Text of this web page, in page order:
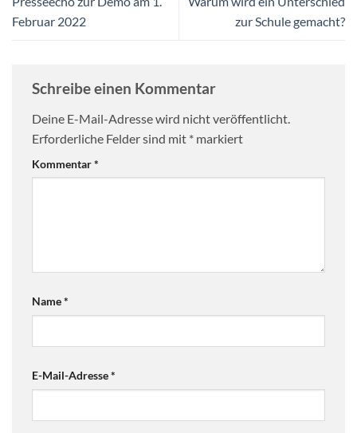
Februar 2022
zur Schule gemacht?
Schreibe einen Kommentar
Deine E-Mail-Adresse wird nicht veröffentlicht.
Erforderliche Felder sind mit * markiert
Kommentar*
Name*
E-Mail-Adresse*